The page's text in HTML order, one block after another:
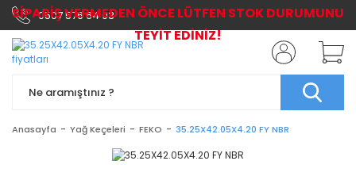
0507 576 64 03
Anasayfa Yağ Keçeleri FEKO 35.25X42.05X4.20 FY NBR
SİPARİŞ VERMEDEN ÖNCE LÜTFEN STOK DURUMUNU
TEYİT EDİNİZ!